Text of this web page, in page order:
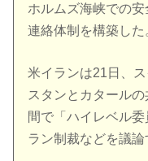
ホルムズ海峡での
連絡体制を構築した
米イランは21日、
スタンとカタール
間で「ハイレベル
ラン制裁などを議論